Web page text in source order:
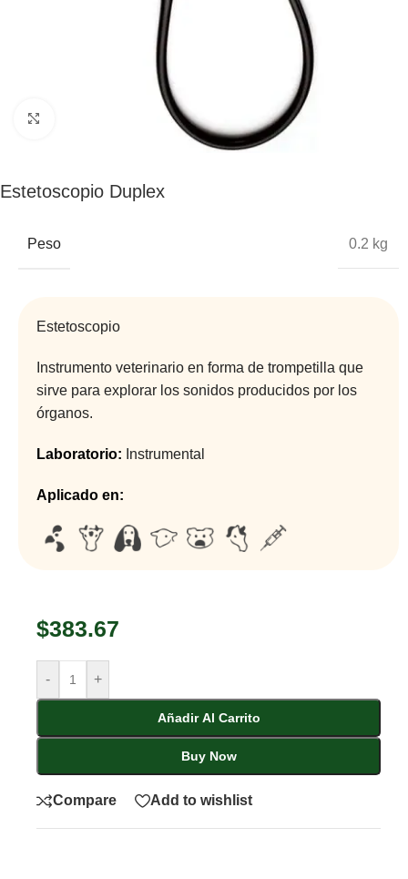
Estetoscopio Duplex
Peso 0.2 kg
Estetoscopio
Instrumento veterinario en forma de trompetilla que
sirve para explorar los sonidos producidos por los
órganos.
Laboratorio: Instrumental
Aplicado en:
$383.67
- +
Añadir Al Carrito
Buy Now
Compare Add to wishlist